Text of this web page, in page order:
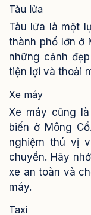
Tàu lửa
Tàu lửa là một
thành phố lớn ở
những cảnh
tiện lợi và thoải
Xe máy
Xe máy cũng
biến ở Mông
nghiệm thú vị
chuyển. Hãy
xe an toàn và
máy.
Taxi